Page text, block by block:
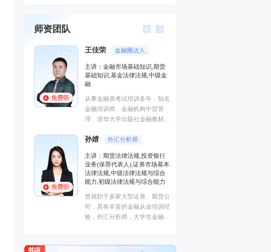
师资团队
免费听
王佳荣 金融圈达人
主讲：金融市场基础知识,期货
基础知识,基金法律法规,中级金
融
从事金融类考试培训多年，知名
金融培训师、金融机构中层管
理、清华大学出版社金融教材副
心特聘讲师。人称金融类培训界
免费听
孙婧 外汇分析师
主讲：期货法律法规,投资银行
业务(保荐代表人),证券市场基本
法律法规,中级法律法规与综合
能力,初级法律法规与综合能力
曾就职于多家大型证券、期货公
司，具有丰富的金融从业培训经
验，外汇分析师，大学生金融交